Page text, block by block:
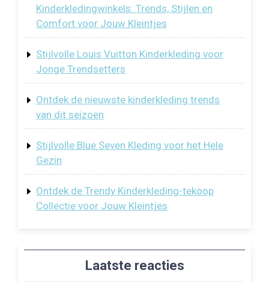
Kinderkledingwinkels: Trends, Stijlen en
Comfort voor Jouw Kleintjes
Stijlvolle Louis Vuitton Kinderkleding voor
Jonge Trendsetters
Ontdek de nieuwste kinderkleding trends
van dit seizoen
Stijlvolle Blue Seven Kleding voor het Hele
Gezin
Ontdek de Trendy Kinderkleding-tekoop
Collectie voor Jouw Kleintjes
Laatste reacties